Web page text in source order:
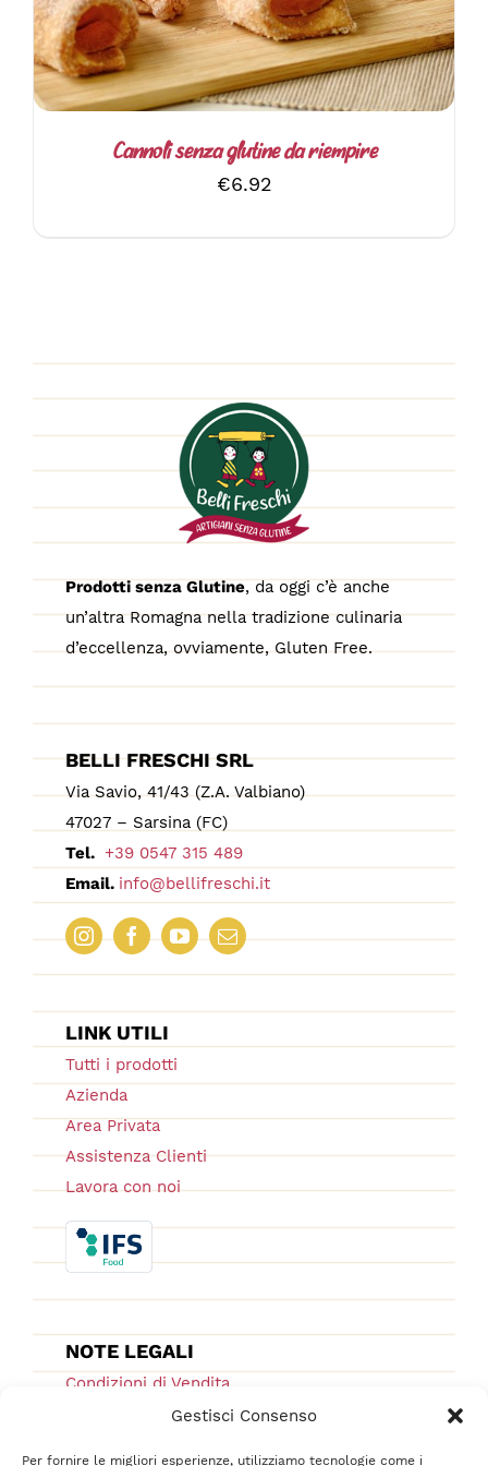
Gestisci Consenso
Per fornire le migliori esperienze, utilizziamo tecnologie come i
Cannoli senza glutine da riempire
€6.92
Prodotti senza Glutine, da oggi c’è anche
un’altra Romagna nella tradizione culinaria
d’eccellenza, ovviamente, Gluten Free.
BELLI FRESCHI SRL
Via Savio, 41/43 (Z.A. Valbiano)
47027 – Sarsina (FC)
Tel. +39 0547 315 489
Email. info@bellifreschi.it
LINK UTILI
Tutti i prodotti
Azienda
Area Privata
Assistenza Clienti
Lavora con noi
NOTE LEGALI
Condizioni di Vendita
Ordini e Spedizioni